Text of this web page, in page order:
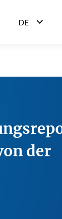
ein-/ausblenden
DE
der